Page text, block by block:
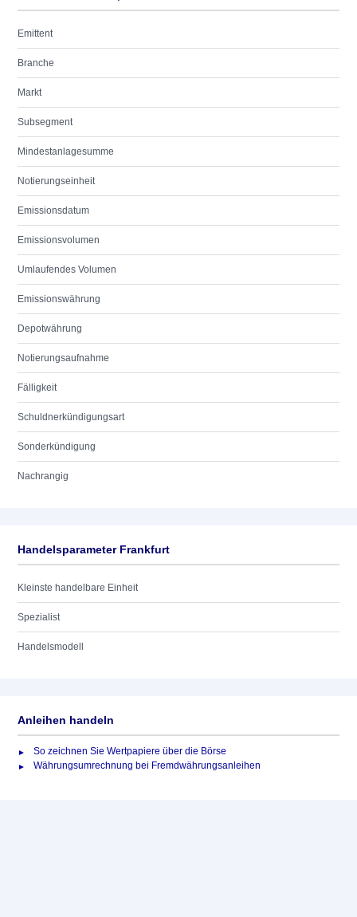
Emittent
Branche
Markt
Subsegment
Mindestanlagesumme
Notierungseinheit
Emissionsdatum
Emissionsvolumen
Umlaufendes Volumen
Emissionswährung
Depotwährung
Notierungsaufnahme
Fälligkeit
Schuldnerkündigungsart
Sonderkündigung
Nachrangig
Handelsparameter Frankfurt
Kleinste handelbare Einheit
Spezialist
Handelsmodell
Anleihen handeln
So zeichnen Sie Wertpapiere über die Börse
Währungsumrechnung bei Fremdwährungsanleihen